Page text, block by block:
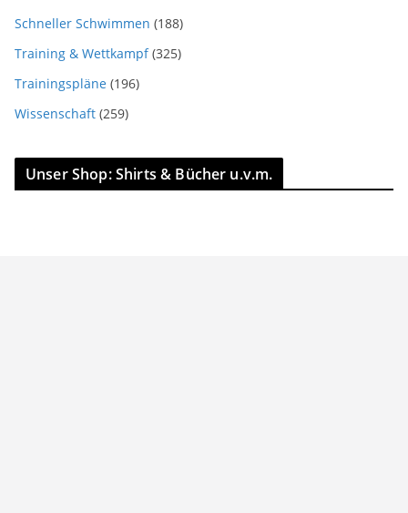
Schneller Schwimmen (188)
Training & Wettkampf(325)
Trainingspläne (196)
Wissenschaft (259)
Unser Shop: Shirts & Bücher u.v.m.